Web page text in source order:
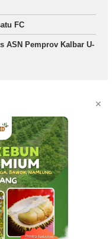
FC
ASN Pemprov Kalbar U-
✕